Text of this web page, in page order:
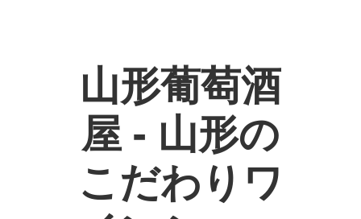
山形葡萄酒
屋 - 山形の
こだわりワ